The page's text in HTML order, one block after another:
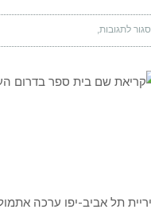
סגור לתגובותעל
שם
בדרום
העיר